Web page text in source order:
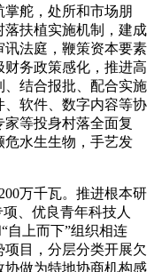
舵，处所和市场朋
扶植实施机制，建成
法庭，鞭策资本要素
务政策感化，推进高
结合报批、配合实施
软件、数字内容等协
等投身村落全面复
危水生生物，手艺发
万千瓦。推进根本研
、优良青年科技人
自上而下”组织相连
目，分层分类开展欠
做为特地协商机构感